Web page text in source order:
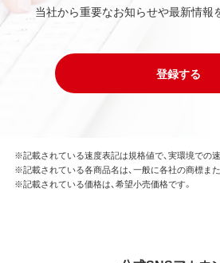
当社から重要なお知らせや最新情報
登録する
※記載されている速度表記は規格値で、実環境での
※記載されている各商品名は、一般に各社の商標ま
※記載されている価格は、希望小売価格です。